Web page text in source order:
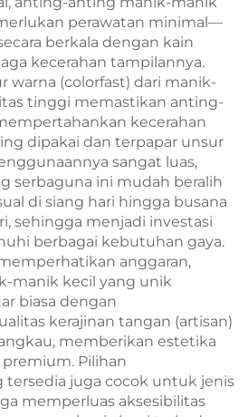
perawatan minimal—
berkala dengan kain
kecerahan tampilannya.
warna (colorfast) dari manik-
tinggi memastikan anting-
kecerahan
dipakai dan terpapar unsur
sangat luas,
serbaguna ini mudah beralih
di siang hari hingga busana
sehingga menjadi investasi
berbagai kebutuhan gaya.
anggaran,
manik kecil yang unik
biasa dengan
kerajinan tangan (artisan)
memberikan estetika
Pilihan
tersedia juga cocok untuk jenis
memperluas aksesibilitas